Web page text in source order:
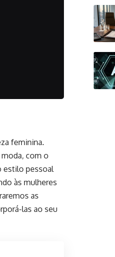
feminina.
com o
estilo pessoal
às mulheres
as
las ao seu